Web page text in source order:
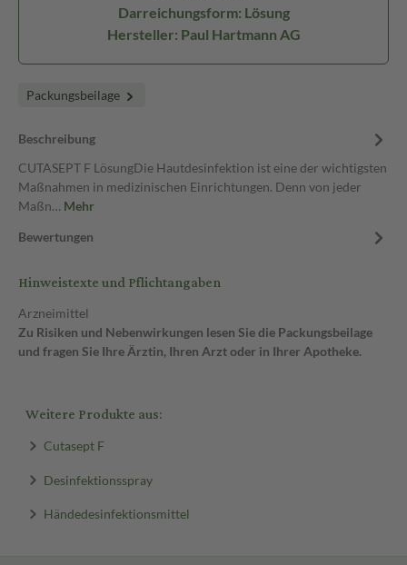
Darreichungsform: Lösung
Hersteller: Paul Hartmann AG
Packungsbeilage
Beschreibung
CUTASEPT F LösungDie Hautdesinfektion ist eine der wichtigsten
Maßnahmen in medizinischen Einrichtungen. Denn von jeder
Maßn… Mehr
Bewertungen
Hinweistexte und Pflichtangaben
Arzneimittel
Zu Risiken und Nebenwirkungen lesen Sie die Packungsbeilage
und fragen Sie Ihre Ärztin, Ihren Arzt oder in Ihrer Apotheke.
Weitere Produkte aus:
Cutasept F
Desinfektionsspray
Händedesinfektionsmittel